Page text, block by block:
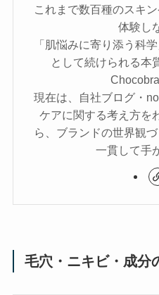
これまで数百種のスキ
体験し
「肌悩みに寄り添う科
として続けられる本
現在は、自社ブログ・
ケアに関する考え方を
ら、ブランドの世界観
一貫して手
毛穴・ニキビ・成分